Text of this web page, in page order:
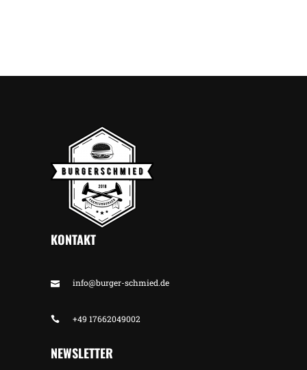
KONTAKT
info@burger-schmied.de
+49 17662049002
NEWSLETTER